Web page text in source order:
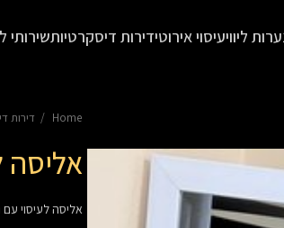
ליוויעיסוי אירוטידירות דיסקרטיותשירותי
Home דירות
אליסה
אליסה לעיסוי